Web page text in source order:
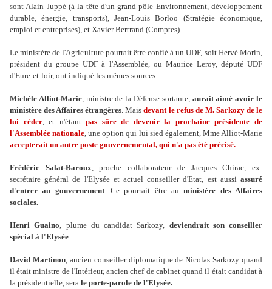
sont Alain Juppé (à la tête d'un grand pôle Environnement, développement
durable, énergie, transports), Jean-Louis Borloo (Stratégie économique,
emploi et entreprises), et Xavier Bertrand (Comptes).
Le ministère de l'Agriculture pourrait être confié à un UDF, soit Hervé Morin,
président du groupe UDF à l'Assemblée, ou Maurice Leroy, député UDF
d'Eure-et-loir, ont indiqué les mêmes sources.
Michèle Alliot-Marie, ministre de la Défense sortante, aurait aimé avoir le
ministère des Affaires étrangères. Maisdevant le refus de M. Sarkozy de le
lui céder, et n'étantpas sûre de devenir la prochaine présidente de
l'Assemblée nationale, une option qui lui sied également, Mme Alliot-Marie
accepterait un autre poste gouvernemental, qui n'a pas été précisé.
Frédéric Salat-Baroux, proche collaborateur de Jacques Chirac, ex-
secrétaire général de l'Elysée et actuel conseiller d'Etat, est aussiassuré
d'entrer au gouvernement. Ce pourrait être au ministère des Affaires
sociales.
Henri Guaino, plume du candidat Sarkozy, deviendrait son conseiller
spécial à l'Elysée.
David Martinon, ancien conseiller diplomatique de Nicolas Sarkozy quand
il était ministre de l'Intérieur, ancien chef de cabinet quand il était candidat à
la présidentielle, sera le porte-parole de l'Elysée.